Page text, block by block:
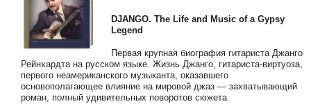
DJANGO. The Life and Music of a Gypsy
Legend
Первая крупная биография гитариста Джанго
Рейнхардта на русском языке. Жизнь Джанго, гитариста-виртуоза,
первого неамериканского музыканта, оказавшего
основополагающее влияние на мировой джаз — захватывающий
роман, полный удивительных поворотов сюжета.